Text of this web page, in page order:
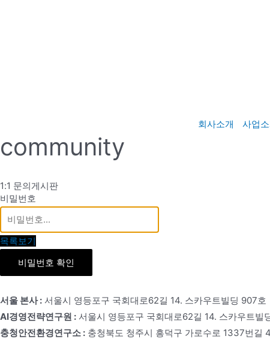
회사소개 사업
community
1:1 문의게시판
비밀번호
목록보기
비밀번호 확인
서울 본사 : 서울시 영등포구 국회대로62길 14. 스카우트빌딩 907호
AI경영전략연구원 : 서울시 영등포구 국회대로62길 14. 스카우트빌
충청안전환경연구소 : 충청북도 청주시 흥덕구 가로수로 1337번길